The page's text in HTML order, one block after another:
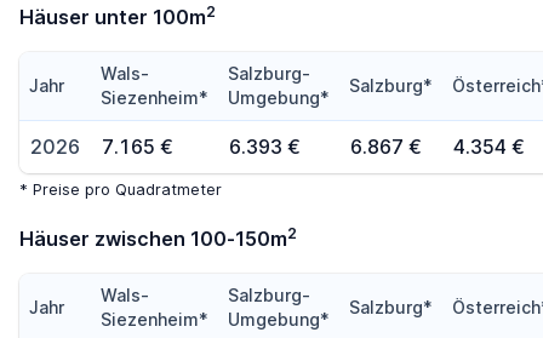
Häuser unter 100m2
Jahr
Wals-
Siezenheim*
Salzburg-
Umgebung*
Salzburg*
2026 7.165 € 6.393 € 6.867 € 4.354 €
* Preise pro Quadratmeter
Häuser zwischen 100-150m2
Jahr
Wals-
Siezenheim*
Salzburg-
Umgebung*
Salzburg*